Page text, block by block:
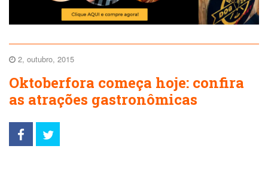
2, outubro, 2015
Oktoberfora começa hoje: confira
as atrações gastronômicas